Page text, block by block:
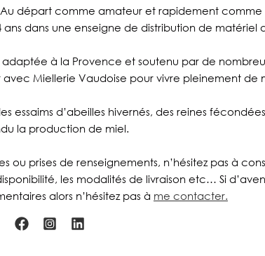
départ comme amateur et rapidement comme
ans dans une enseigne de distribution de
à la Provence et soutenu par de
Miellerie Vaudoise pour vivre pleinement de
essaims d’abeilles hivernés, des reines
la production de miel.
ou prises de renseignements, n’hésitez pas à
les modalités de livraison etc… Si
alors n’hésitez pas à me contacter.